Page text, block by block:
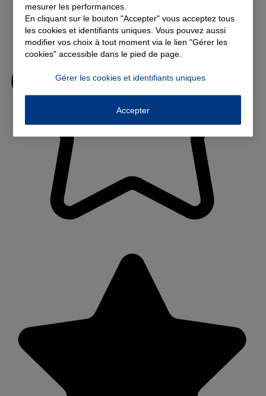
mesurer les performances.
En cliquant sur le bouton "Accepter" vous acceptez tous
les cookies et identifiants uniques. Vous pouvez aussi
modifier vos choix à tout moment via le lien "Gérer les
cookies" accessible dans le pied de page.
Gérer les cookies et identifiants uniques
Accepter